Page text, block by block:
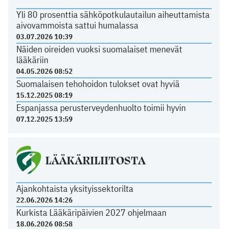
Yli 80 prosenttia sähköpotkulautailun aiheuttamista
aivovammoista sattui humalassa
03.07.2026 10:39
Näiden oireiden vuoksi suomalaiset menevät
lääkäriin
04.05.2026 08:52
Suomalaisen tehohoidon tulokset ovat hyviä
15.12.2025 08:19
Espanjassa perusterveydenhuolto toimii hyvin
07.12.2025 13:59
LÄÄKÄRILIITOSTA
Ajankohtaista yksityissektorilta
22.06.2026 14:26
Kurkista Lääkäripäivien 2027 ohjelmaan
18.06.2026 08:58